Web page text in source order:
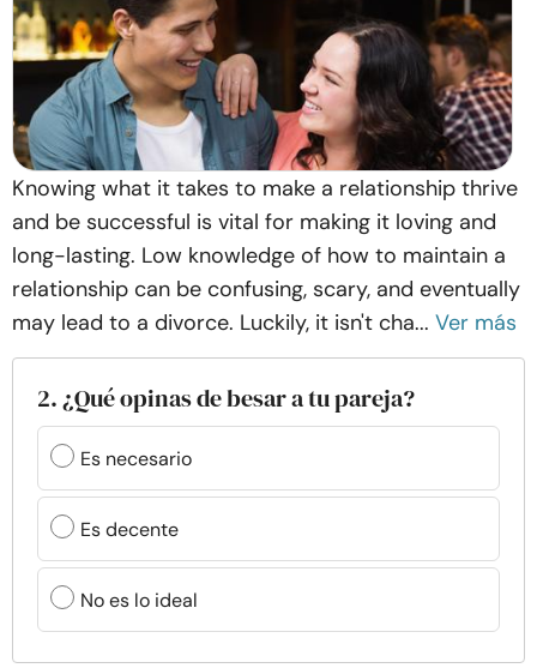
Knowing what it takes to make a relationship thrive
and be successful is vital for making it loving and
long-lasting. Low knowledge of how to maintain a
relationship can be confusing, scary, and eventually
may lead to a divorce. Luckily, it isn't cha... Ver más
2. ¿Qué opinas de besar a tu pareja?
Es necesario
Es decente
No es lo ideal